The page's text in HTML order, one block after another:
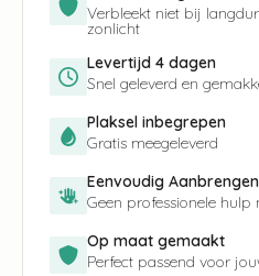
Verbleekt niet bij
zonlicht
Levertijd 4 dagen
Snel geleverd en
Plaksel inbegrepen
Gratis meegeleverd
Eenvoudig Aanbrengen
Geen professionele hulp
Op maat gemaakt
Perfect passend voor